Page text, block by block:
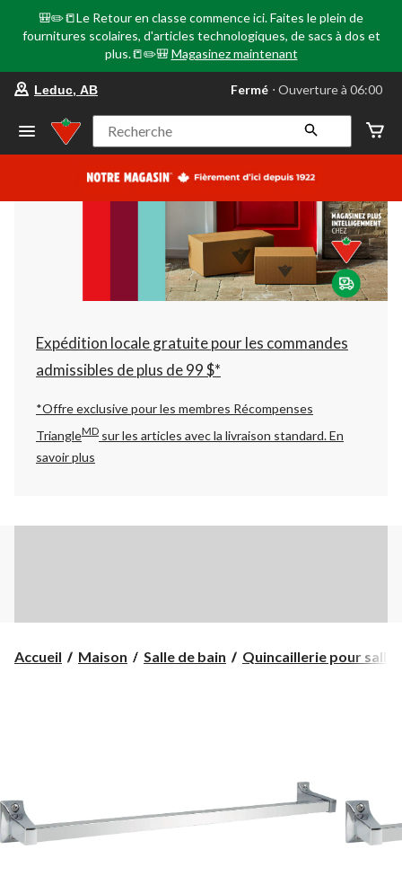
🎒✏️📒Le Retour en classe commence ici. Faites le plein de
fournitures scolaires, d'articles technologiques, de sacs à dos et
plus.📒✏️🎒 Magasinez maintenant
votre
préféré
Leduc,
AB,
courament
Ouverture
à
06:00
cliquer
pour
changer
Leduc, AB Fermé ⋅ Ouverture à 06:00
Recherche
Expédition locale gratuite pour les commandes
admissibles de plus de 99 $*
*Offre exclusive pour les membres Récompenses
TriangleMD sur les articles avec la livraison standard.En
savoir plus
Accueil Maison Salle de bain Quincaillerie pour salle